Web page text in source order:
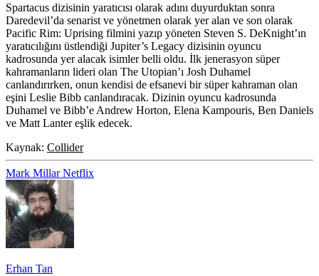
Spartacus dizisinin yaratıcısı olarak adını duyurduktan sonra
Daredevil’da senarist ve yönetmen olarak yer alan ve son olarak
Pacific Rim: Uprising filmini yazıp yöneten Steven S. DeKnight’ın
yaratıcılığını üstlendiği Jupiter’s Legacy dizisinin oyuncu
kadrosunda yer alacak isimler belli oldu. İlk jenerasyon süper
kahramanların lideri olan The Utopian’ı Josh Duhamel
canlandırırken, onun kendisi de efsanevi bir süper kahraman olan
eşini Leslie Bibb canlandıracak. Dizinin oyuncu kadrosunda
Duhamel ve Bibb’e Andrew Horton, Elena Kampouris, Ben Daniels
ve Matt Lantereşlik edecek.
Kaynak: Collider
Mark MillarNetflix
Erhan Tan